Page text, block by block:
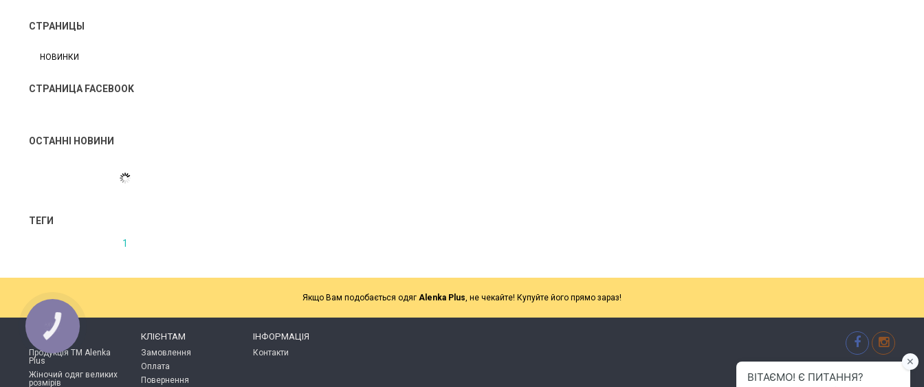
СТРАНИЦЫ
НОВИНКИ
СТРАНИЦА FACEBOOK
ОСТАННІ НОВИНИ
ТЕГИ
1
Якщо Вам подобається одяг Alenka Plus , не чекайте! Купуйте його прямо зараз!
КАТАЛОГ
Продукція ТМ Alenka
Plus
Жіночий одяг великих
розмірів
КЛІЄНТАМ
Замовлення
Оплата
Повернення
ІНФОРМАЦІЯ
Контакти
м.Хмельницький
(096) 484-01-01
КНОПКА
ЗВ'ЯЗКУ